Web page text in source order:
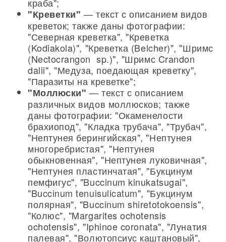
"Креветки" — текст с описанием видов
креветок; также даны фотографии:
"Северная креветка", "Креветка
(Kodiakola)", "Креветка (Belcher)", "Шримс
(Nectocrangon sp.)", "Шримс Crandon
dalii", "Медуза, поедающая креветку",
"Паразиты на креветке";
"Моллюски" — текст с описанием
различных видов моллюсков; также
даны фотографии: "Окаменелости
брахиопод", "Кладка трубача", "Трубач",
"Нептунея берингийская", "Нептунея
многоребристая", "Нептунея
обыкновенная", "Нептунея луковичная",
"Нептунея пластинчатая", "Букцинум
пемфигус", "Buccinum kinukatsugai",
"Buccinum tenuisulicatum", "Букцинум
полярная", "Buccinum shiretotokoensis",
"Колюс", "Margarites ochotensis
ochotensis", "Iphinoe coronata", "Лунатия
палевая", "Волютопсиус каштановый",